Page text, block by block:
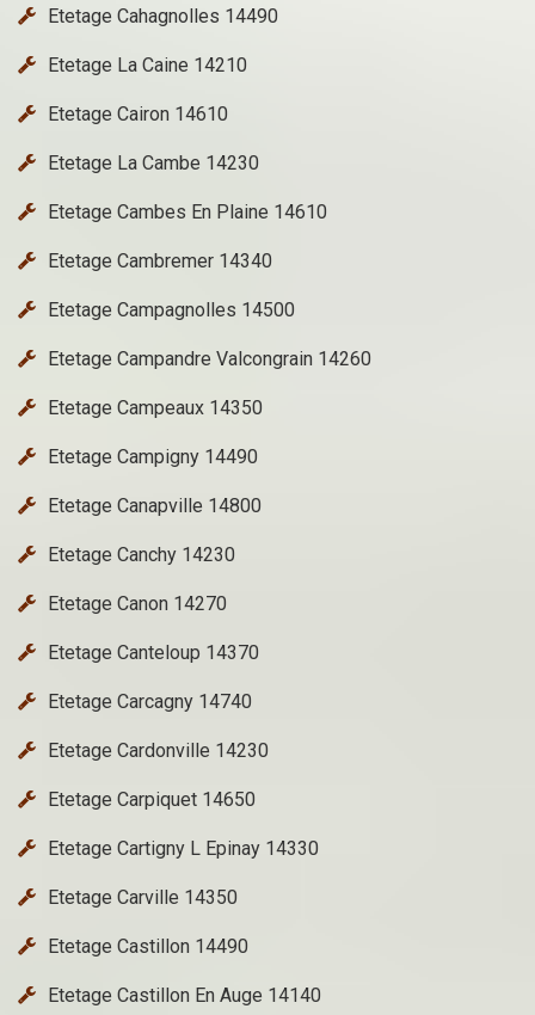
Etetage Cahagnolles 14490
Etetage La Caine 14210
Etetage Cairon 14610
Etetage La Cambe 14230
Etetage Cambes En Plaine 14610
Etetage Cambremer 14340
Etetage Campagnolles 14500
Etetage Campandre Valcongrain 14260
Etetage Campeaux 14350
Etetage Campigny 14490
Etetage Canapville 14800
Etetage Canchy 14230
Etetage Canon 14270
Etetage Canteloup 14370
Etetage Carcagny 14740
Etetage Cardonville 14230
Etetage Carpiquet 14650
Etetage Cartigny L Epinay 14330
Etetage Carville 14350
Etetage Castillon 14490
Etetage Castillon En Auge 14140